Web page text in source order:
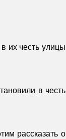
их честь улицы
в честь
рассказать о